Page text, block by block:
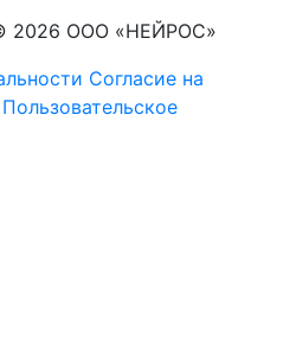
2026 ООО «НЕЙРОС»
Согласие на
Пользовательское